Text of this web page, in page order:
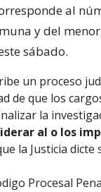
al
y del
sábado.
un proceso
de que los
la
al o los
la Justicia dicte
Procesal